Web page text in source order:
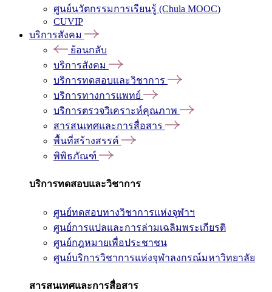
ศูนย์นวัตกรรมการเรียนรู้ (Chula MOOC)
CUVIP
บริการสังคม
ย้อนกลับ
บริการสังคม
บริการทดสอบและวิชาการ
บริการทางการแพทย์
บริการตรวจวิเคราะห์คุณภาพ
สารสนเทศและการสื่อสาร
พื้นที่สร้างสรรค์
พิพิธภัณฑ์
บริการทดสอบและวิชาการ
ศูนย์ทดสอบทางวิชาการแห่งจุฬาฯ
ศูนย์การแปลและการล่ามเฉลิมพระเกียรติ
ศูนย์กฎหมายเพื่อประชาชน
ศูนย์บริการวิชาการแห่งจุฬาลงกรณ์มหาวิทยาลัย
สารสนเทศและการสื่อสาร